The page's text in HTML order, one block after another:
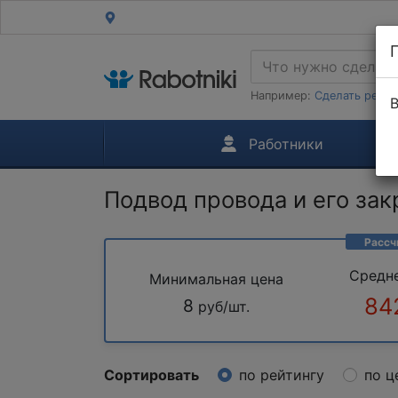
Например: Сделать
Работники
Подвод провода и его
Минимальная цена
8 руб/шт.
Сортировать по рейтингу по